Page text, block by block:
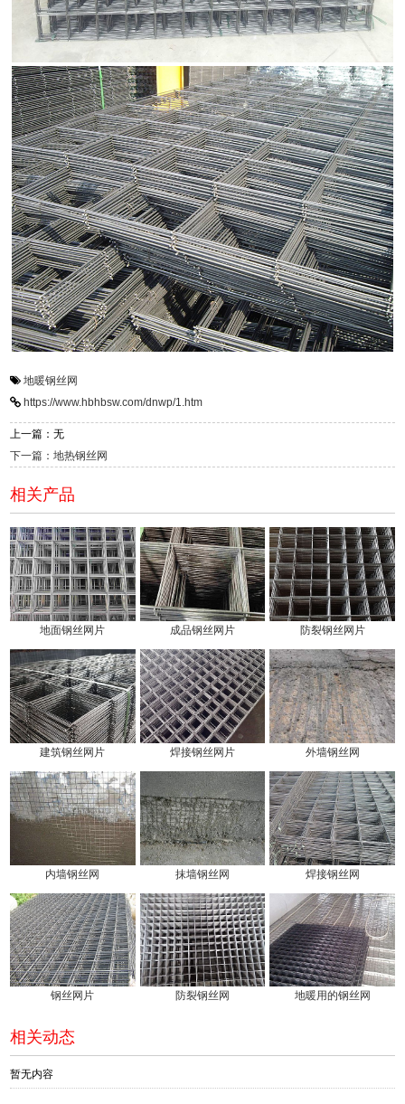
地暖钢丝网
https://www.hbhbsw.com/dnwp/1.htm
上一篇：无
下一篇：地热钢丝网
相关产品
地面钢丝网片 成品钢丝网片 防裂钢丝网片
建筑钢丝网片 焊接钢丝网片 外墙钢丝网
内墙钢丝网 抹墙钢丝网 焊接钢丝网
钢丝网片 防裂钢丝网 地暖用的钢丝网
相关动态
暂无内容